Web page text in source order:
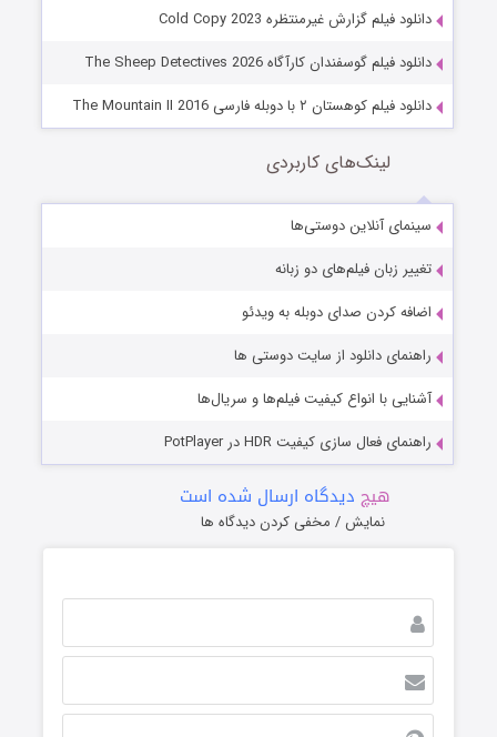
دانلود فیلم گزارش غیرمنتظره Cold Copy 2023
دانلود فیلم گوسفندان کارآگاه The Sheep Detectives 2026
دانلود فیلم کوهستان ۲ با دوبله فارسی The Mountain II 2016
لینک‌های کاربردی
سینمای آنلاین دوستی‌ها
تغییر زبان فیلم‌های دو زبانه
اضافه کردن صدای دوبله به ویدئو
راهنمای دانلود از سایت دوستی ها
آشنایی با انواع کیفیت فیلم‌ها و سریال‌ها
راهنمای فعال سازی کیفیت HDR در PotPlayer
هیچ دیدگاه ارسال شده است
نمایش / مخفی کردن دیدگاه ها